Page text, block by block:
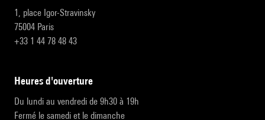
1, place Igor-Stravinsky
75004 Paris
+33 1 44 78 48 43
heures d'ouverture
Du lundi au vendredi de 9h30 à 19h
Fermé le samedi et le dimanche